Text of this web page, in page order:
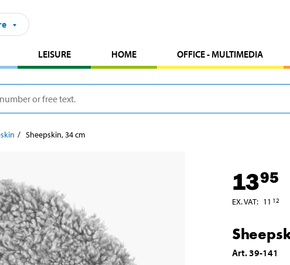
LEISURE HOME OFFICE - MULTIMEDIA
Sheepskin, 34 cm
1395
EX. VAT: 11 12
Art.39-141